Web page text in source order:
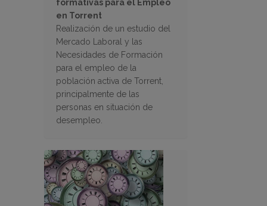
formativas para el Empleo
en Torrent
Realización de un estudio del
Mercado Laboral y las
Necesidades de Formación
para el empleo de la
población activa de Torrent,
principalmente de las
personas en situación de
desempleo.